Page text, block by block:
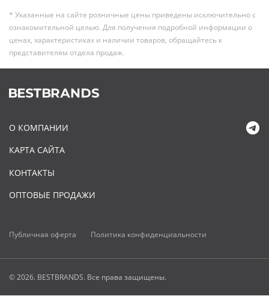
* Указанные на сайте розничные цены приведены исключительно с
ознакомительной целью. Для получения подробной информации о
ценах, характеристиках и наличии товаров, обращайтесь к
представителям отдела продаж.
О КОМПАНИИ
КАРТА САЙТА
КОНТАКТЫ
ОПТОВЫЕ ПРОДАЖИ
Публичная оферта Политика конфиденциальности
© 2026. BESTBRANDS. Все права защищены.